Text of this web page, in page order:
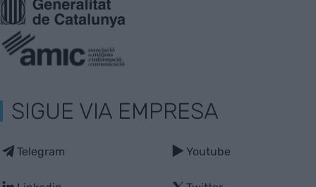
SIGUE VIA EMPRESA
Telegram Youtube